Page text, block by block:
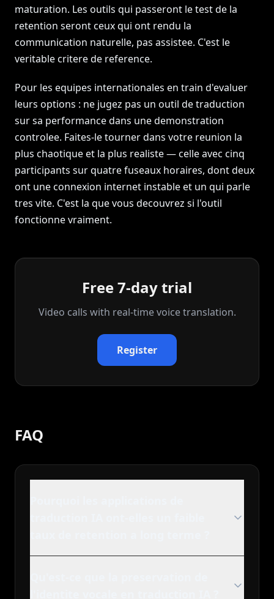
maturation. Les outils qui passeront le test de la
retention seront ceux qui ont rendu la
communication naturelle, pas assistee. C'est le
veritable critere de reference.
Pour les equipes internationales en train d'evaluer
leurs options : ne jugez pas un outil de traduction
sur sa performance dans une demonstration
controlee. Faites-le tourner dans votre reunion la
plus chaotique et la plus realiste — celle avec cinq
participants sur quatre fuseaux horaires, dont deux
ont une connexion internet instable et un qui parle
tres vite. C'est la que vous decouvrez si l'outil
fonctionne vraiment.
Free 7-day trial
Video calls with real‑time voice translation.
Register
FAQ